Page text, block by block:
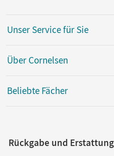
Unser Service für Sie
Über Cornelsen
Beliebte Fächer
Rückgabe und Erstattung